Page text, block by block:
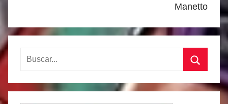
Manetto
Buscar:
Buscar